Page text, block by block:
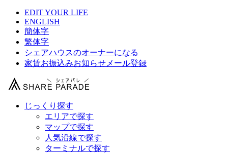
EDIT YOUR LIFE
ENGLISH
簡体字
繁体字
シェアハウスのオーナーになる
家賃お振込みお知らせメール登録
じっくり探す
エリアで探す
マップで探す
人気沿線で探す
ターミナルで探す